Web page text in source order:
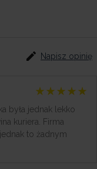
Napisz opinię
była jednak lekko
kuriera. Firma
to żadnym